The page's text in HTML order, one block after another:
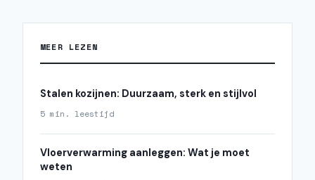
MEER LEZEN
Stalen kozijnen: Duurzaam, sterk en stijlvol
5 min. leestijd
Vloerverwarming aanleggen: Wat je moet
weten